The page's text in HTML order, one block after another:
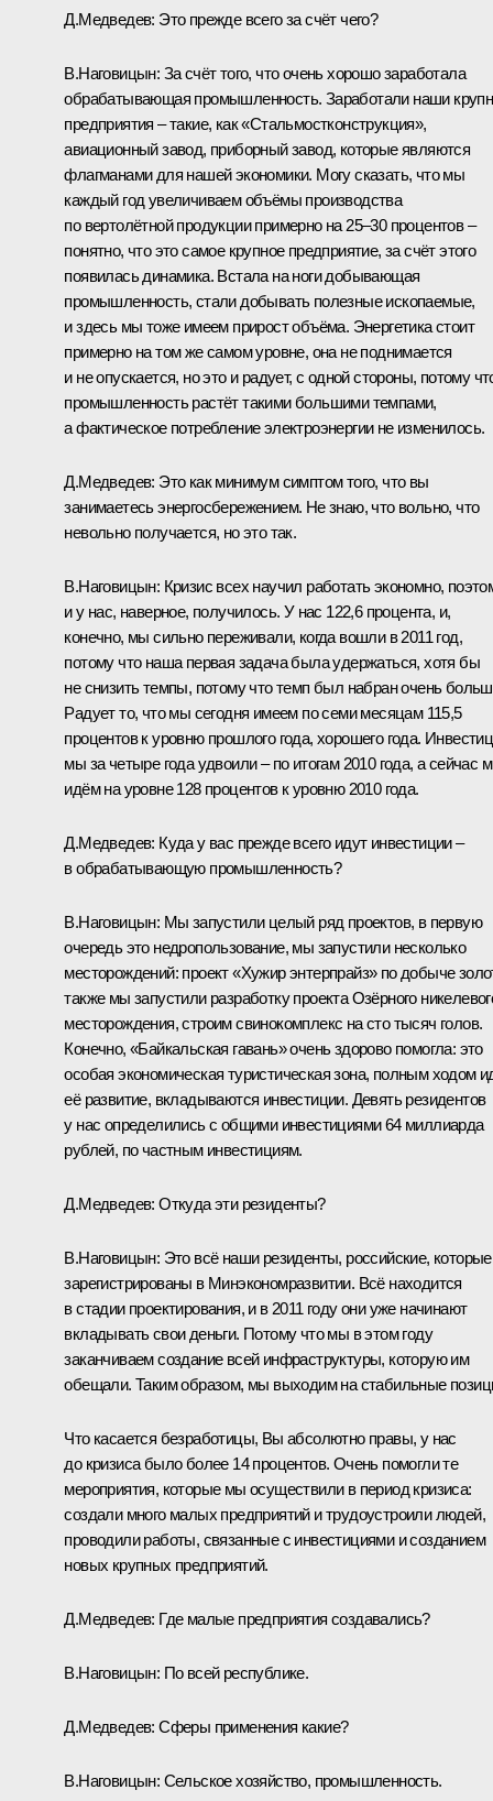
Д.Медведев: Это прежде всего за счёт чего?
В.Наговицын: За счёт того, что очень хорошо заработала
обрабатывающая промышленность. Заработали наши
предприятия – такие, как «Стальмостконструкция»,
авиационный завод, приборный завод, которые являются
флагманами для нашей экономики. Могу сказать, что мы
каждый год увеличиваем объёмы производства
по вертолётной продукции примерно на 25–30 процентов –
понятно, что это самое крупное предприятие, за счёт этого
появилась динамика. Встала на ноги добывающая
промышленность, стали добывать полезные ископаемые,
и здесь мы тоже имеем прирост объёма. Энергетика стоит
примерно на том же самом уровне, она не поднимается
и не опускается, но это и радует, с одной стороны, потому
промышленность растёт такими большими темпами,
а фактическое потребление электроэнергии не изменилось.
Д.Медведев: Это как минимум симптом того, что вы
занимаетесь энергосбережением. Не знаю, что вольно, что
невольно получается, но это так.
В.Наговицын: Кризис всех научил работать экономно,
и у нас, наверное, получилось. У нас 122,6 процента, и,
конечно, мы сильно переживали, когда вошли в 2011 год,
потому что наша первая задача была удержаться, хотя бы
не снизить темпы, потому что темп был набран очень
Радует то, что мы сегодня имеем по семи месяцам 115,5
процентов к уровню прошлого года, хорошего года.
мы за четыре года удвоили – по итогам 2010 года, а сейчас
идём на уровне 128 процентов к уровню 2010 года.
Д.Медведев: Куда у вас прежде всего идут инвестиции –
в обрабатывающую промышленность?
В.Наговицын: Мы запустили целый ряд проектов, в первую
очередь это недропользование, мы запустили несколько
месторождений: проект «Хужир энтерпрайз» по добыче
также мы запустили разработку проекта Озёрного
месторождения, строим свинокомплекс на сто тысяч голов.
Конечно, «Байкальская гавань» очень здорово помогла: это
особая экономическая туристическая зона, полным ходом
её развитие, вкладываются инвестиции. Девять резидентов
у нас определились с общими инвестициями 64 миллиарда
рублей, по частным инвестициям.
Д.Медведев: Откуда эти резиденты?
В.Наговицын: Это всё наши резиденты, российские, которые
зарегистрированы в Минэкономразвитии. Всё находится
в стадии проектирования, и в 2011 году они уже начинают
вкладывать свои деньги. Потому что мы в этом году
заканчиваем создание всей инфраструктуры, которую им
обещали. Таким образом, мы выходим на стабильные
Что касается безработицы, Вы абсолютно правы, у нас
до кризиса было более 14 процентов. Очень помогли те
мероприятия, которые мы осуществили в период кризиса:
создали много малых предприятий и трудоустроили людей,
проводили работы, связанные с инвестициями и созданием
новых крупных предприятий.
Д.Медведев: Где малые предприятия создавались?
В.Наговицын: По всей республике.
Д.Медведев: Сферы применения какие?
В.Наговицын: Сельское хозяйство, промышленность.